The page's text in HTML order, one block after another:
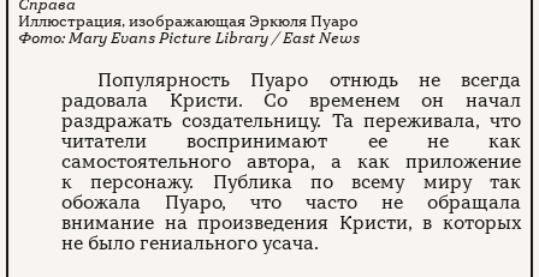
Иллюстрация, изображающая Эркюля Пуаро
Mary Evans Picture Library / East News
Популярность Пуаро отнюдь не всегда
радовала Кристи. Со временем он начал
раздражать создательницу. Та переживала, что
читатели воспринимают ее не как
самостоятельного автора, а как приложение
к персонажу. Публика по всему миру так
обожала Пуаро, что часто не обращала
внимание на произведения Кристи, в которых
не было гениального усача.